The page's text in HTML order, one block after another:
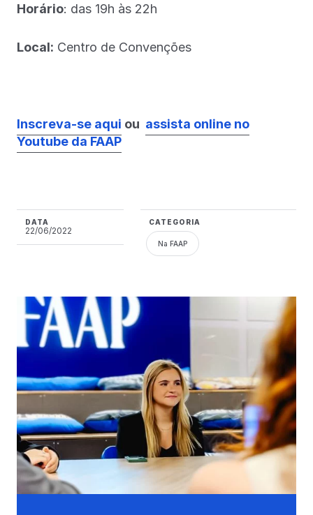
Horário: das 19h às 22h
Local: Centro de Convenções
Inscreva-se aqui ou assista online no
Youtube da FAAP
DATA
22/06/2022
CATEGORIA
Na FAAP